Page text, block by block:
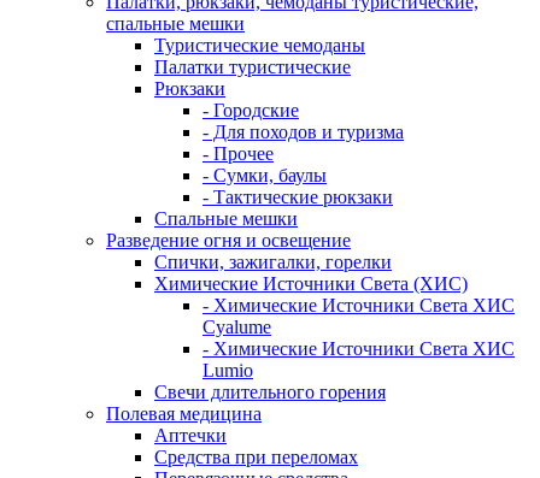
спальные мешки
Туристические чемоданы
Палатки туристические
Рюкзаки
- Городские
- Для походов и туризма
- Прочее
- Сумки, баулы
- Тактические рюкзаки
Спальные мешки
Разведение огня и освещение
Спички, зажигалки, горелки
Химические Источники Света (ХИС)
- Химические Источники Света ХИС
Cyalume
- Химические Источники Света ХИС
Lumio
Свечи длительного горения
Полевая медицина
Аптечки
Средства при переломах